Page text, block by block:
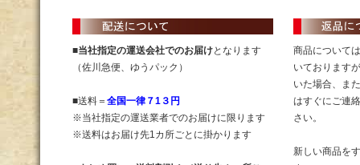
■当社指定の運送会社でのお届けとなります
（佐川急便、ゆうパック）
■送料＝ 全国一律７1３円
※当社指定の運送業者でのお届けに限ります
※送料はお届け先1カ所ごとに掛かります
商品について
いております
いた場合、ま
はすぐにご連
さい。
新しい商品を